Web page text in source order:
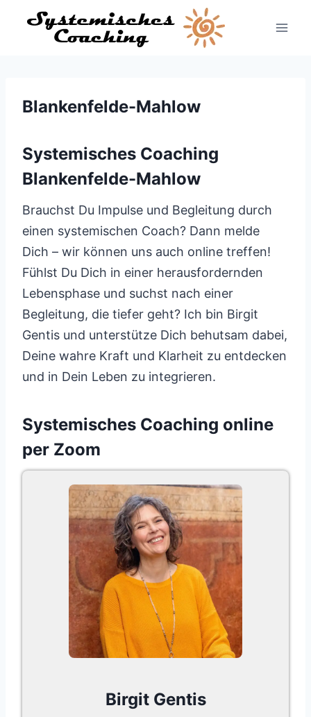
Inhalt
Blankenfelde-Mahlow
Systemisches Coaching
Blankenfelde-Mahlow
Brauchst Du Impulse und Begleitung durch
einen systemischen Coach? Dann melde
Dich – wir können uns auch online treffen!
Fühlst Du Dich in einer herausfordernden
Lebensphase und suchst nach einer
Begleitung, die tiefer geht? Ich bin Birgit
Gentis und unterstütze Dich behutsam dabei,
Deine wahre Kraft und Klarheit zu entdecken
und in Dein Leben zu integrieren.
Systemisches Coaching online
per Zoom
Birgit Gentis